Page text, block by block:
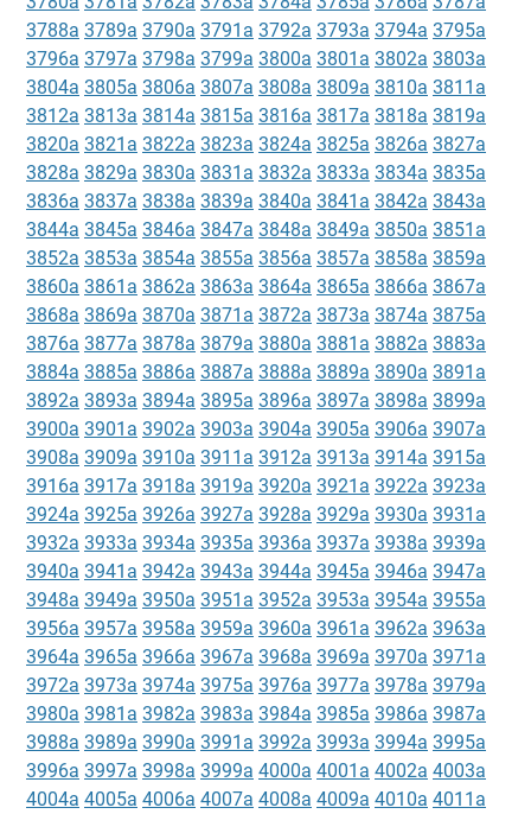
3788a 3789a 3790a 3791a 3792a 3793a 3794a 3795a
3796a 3797a 3798a 3799a 3800a 3801a 3802a 3803a
3804a 3805a 3806a 3807a 3808a 3809a 3810a 3811a
3812a 3813a 3814a 3815a 3816a 3817a 3818a 3819a
3820a 3821a 3822a 3823a 3824a 3825a 3826a 3827a
3828a 3829a 3830a 3831a 3832a 3833a 3834a 3835a
3836a 3837a 3838a 3839a 3840a 3841a 3842a 3843a
3844a 3845a 3846a 3847a 3848a 3849a 3850a 3851a
3852a 3853a 3854a 3855a 3856a 3857a 3858a 3859a
3860a 3861a 3862a 3863a 3864a 3865a 3866a 3867a
3868a 3869a 3870a 3871a 3872a 3873a 3874a 3875a
3876a 3877a 3878a 3879a 3880a 3881a 3882a 3883a
3884a 3885a 3886a 3887a 3888a 3889a 3890a 3891a
3892a 3893a 3894a 3895a 3896a 3897a 3898a 3899a
3900a 3901a 3902a 3903a 3904a 3905a 3906a 3907a
3908a 3909a 3910a 3911a 3912a 3913a 3914a 3915a
3916a 3917a 3918a 3919a 3920a 3921a 3922a 3923a
3924a 3925a 3926a 3927a 3928a 3929a 3930a 3931a
3932a 3933a 3934a 3935a 3936a 3937a 3938a 3939a
3940a 3941a 3942a 3943a 3944a 3945a 3946a 3947a
3948a 3949a 3950a 3951a 3952a 3953a 3954a 3955a
3956a 3957a 3958a 3959a 3960a 3961a 3962a 3963a
3964a 3965a 3966a 3967a 3968a 3969a 3970a 3971a
3972a 3973a 3974a 3975a 3976a 3977a 3978a 3979a
3980a 3981a 3982a 3983a 3984a 3985a 3986a 3987a
3988a 3989a 3990a 3991a 3992a 3993a 3994a 3995a
3996a 3997a 3998a 3999a 4000a 4001a 4002a 4003a
4004a 4005a 4006a 4007a 4008a 4009a 4010a 4011a